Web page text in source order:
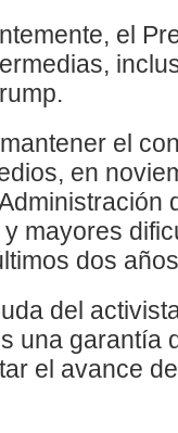
el
el
en
mayores
dos
del
una garantía
el avance